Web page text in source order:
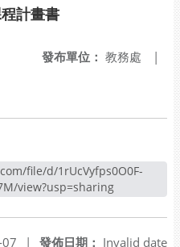
計畫書
發布單位： 教務處 |
view?usp=sharing
發佈日期： Invalid date
|